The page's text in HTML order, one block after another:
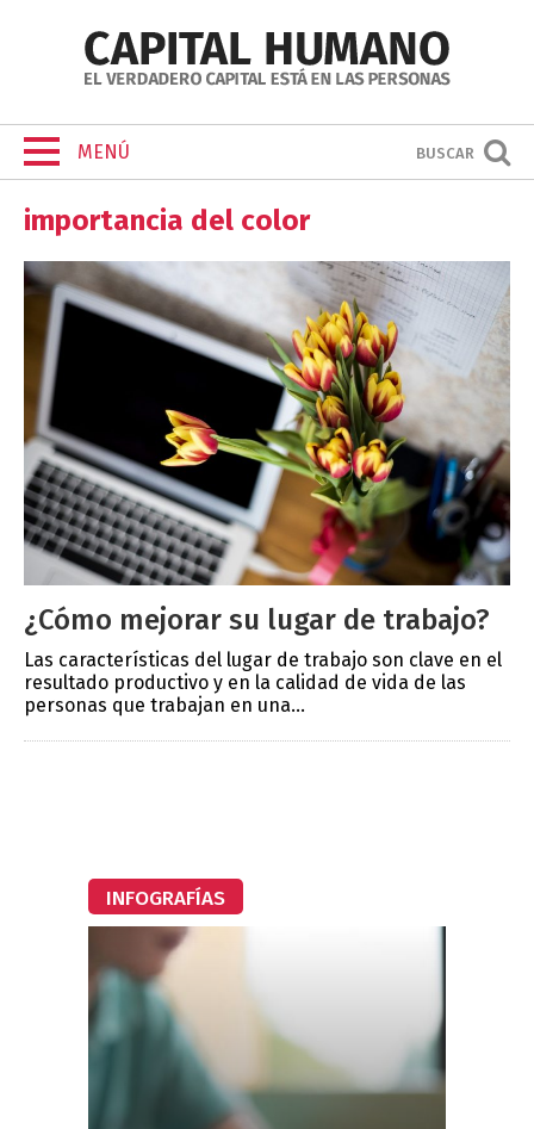
MENÚ BUSCAR
importancia del color
¿Cómo mejorar su lugar de trabajo?
Las características del lugar de trabajo son clave en el
resultado productivo y en la calidad de vida de las
personas que trabajan en una...
INFOGRAFÍAS